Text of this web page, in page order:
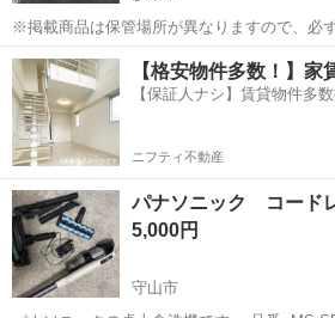
※掲載商品は保管場所が異なりますので、必
す。 ★お持ち帰り特価★ お持ち帰り特価につき無料配送サービスの対
象外です。 ■清掃済みです■ 数回使っただけの美品です。説明書あり
ます。 ...
滋賀 彦根市 生活家電
【格安物件多数！】家
【保証人ナシ】賃貸物件多数
ニフティ不動産
パナソニック コード
5,000円
守山市